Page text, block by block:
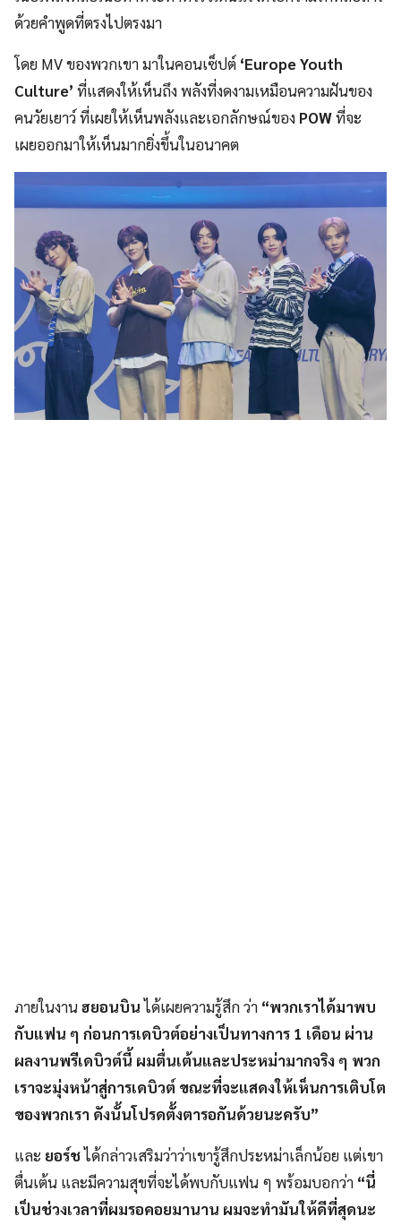
ด้วยคำพูดที่ตรงไปตรงมา
โดย MV ของพวกเขา มาในคอนเซ็ปต์ ‘Europe Youth
Culture’ ที่แสดงให้เห็นถึง พลังที่งดงามเหมือนความฝันของ
คนวัยเยาว์ ที่เผยให้เห็นพลังและเอกลักษณ์ของ POWที่จะ
เผยออกมาให้เห็นมากยิ่งขึ้นในอนาคต
ภายในงานฮยอนบินได้เผยความรู้สึก ว่า “พวกเราได้มาพบ
กับแฟน ๆ ก่อนการเดบิวต์อย่างเป็นทางการ 1 เดือน ผ่าน
ผลงานพรีเดบิวต์นี้ ผมตื่นเต้นและประหม่ามากจริง ๆ พวก
เราจะมุ่งหน้าสู่การเดบิวต์ ขณะที่จะแสดงให้เห็นการเติบโต
ของพวกเรา ดังนั้นโปรดตั้งตารอกันด้วยนะครับ”
และ ยอร์ชได้กล่าวเสริมว่าว่าเขารู้สึกประหม่าเล็กน้อย แต่เขา
ตื่นเต้น และมีความสุขที่จะได้พบกับแฟน ๆ พร้อมบอกว่า “นี่
เป็นช่วงเวลาที่ผมรอคอยมานาน ผมจะทำมันให้ดีที่สุดนะ